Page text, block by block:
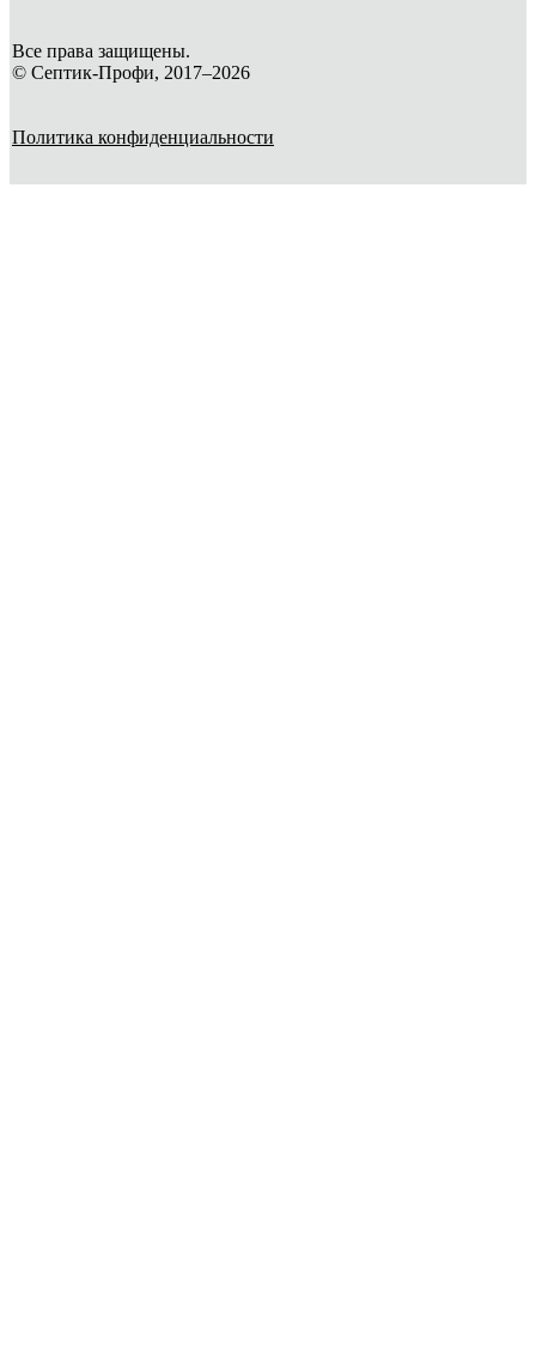
Все права защищены.
© Септик-Профи, 2017–2026
Политика конфиденциальности